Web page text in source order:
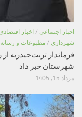
اخبار اجتماعی / اخبار اقتصادی
شهرداری / مطبوعات و رسانه
شهرستان خبر داد
مرداد 15, 1405